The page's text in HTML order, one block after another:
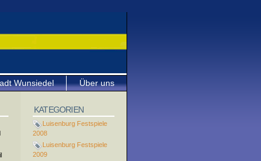
Über uns
Wunsiedel
KATEGORIEN
Luisenburg Festspiele
2008
Luisenburg Festspiele
2009